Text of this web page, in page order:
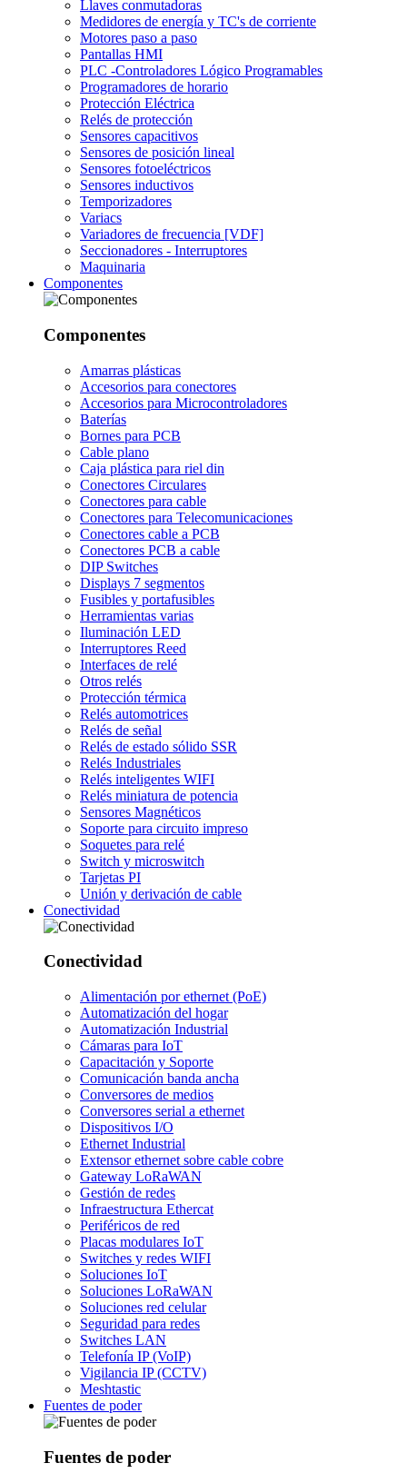
Llaves conmutadoras
Medidores de energía y TC's de corriente
Motores paso a paso
Pantallas HMI
PLC -Controladores Lógico Programables
Programadores de horario
Protección Eléctrica
Relés de protección
Sensores capacitivos
Sensores de posición lineal
Sensores fotoeléctricos
Sensores inductivos
Temporizadores
Variacs
Variadores de frecuencia [VDF]
Seccionadores - Interruptores
Maquinaria
Componentes
Componentes
Amarras plásticas
Accesorios para conectores
Accesorios para Microcontroladores
Baterías
Bornes para PCB
Cable plano
Caja plástica para riel din
Conectores Circulares
Conectores para cable
Conectores para Telecomunicaciones
Conectores cable a PCB
Conectores PCB a cable
DIP Switches
Displays 7 segmentos
Fusibles y portafusibles
Herramientas varias
Iluminación LED
Interruptores Reed
Interfaces de relé
Otros relés
Protección térmica
Relés automotrices
Relés de señal
Relés de estado sólido SSR
Relés Industriales
Relés inteligentes WIFI
Relés miniatura de potencia
Sensores Magnéticos
Soporte para circuito impreso
Soquetes para relé
Switch y microswitch
Tarjetas PI
Unión y derivación de cable
Conectividad
Conectividad
Alimentación por ethernet (PoE)
Automatización del hogar
Automatización Industrial
Cámaras para IoT
Capacitación y Soporte
Comunicación banda ancha
Conversores de medios
Conversores serial a ethernet
Dispositivos I/O
Ethernet Industrial
Extensor ethernet sobre cable cobre
Gateway LoRaWAN
Gestión de redes
Infraestructura Ethercat
Periféricos de red
Placas modulares IoT
Switches y redes WIFI
Soluciones IoT
Soluciones LoRaWAN
Soluciones red celular
Seguridad para redes
Switches LAN
Telefonía IP (VoIP)
Vigilancia IP (CCTV)
Meshtastic
Fuentes de poder
Fuentes de poder